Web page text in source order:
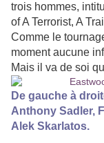
trois hommes,
of A Terrorist, A
Comme le
moment aucune
Mais il va de soi
De gauche à
Anthony Sadler,
Alek Skarlatos.